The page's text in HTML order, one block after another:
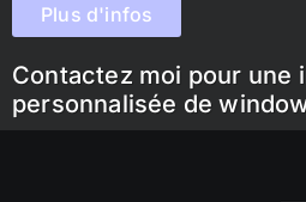
Plus d'infos
Contactez moi pour une
personnalisée de